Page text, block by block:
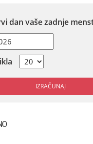
dan vaše zadnje
IZRAČUNAJ